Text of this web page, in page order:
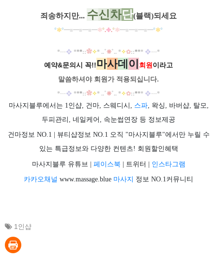
죄송하지만... 수신차단(블랙)되세요
°✼°━≡━≡━≡━✼°.✤.°✼━≡━≡━≡━°✼°
*···❖ ***::✿✧* ..˚❊˚.. *✧✿::*** ❖···*
예약&문의시 꼭!!마사데 이 회원 이라고
말씀하셔야 회원가 적용되십니다.
*···❖ ***::✿✧* ..˚❊˚.. *✧✿::*** ❖···*
마사지블루에서는 1인샵, 건마, 스웨디시, 스파, 왁싱, 바버샵, 탈모,
두피관리, 네일케어, 속눈썹연장 등 정보제공
건마정보 NO.1 | 뷰티샵정보 NO.1 오직 "마사지블루"에서만 누릴 수
있는 특급정보와 다양한 컨텐츠! 회원할인혜택
마사지블루 유튜브 | 페이스북 | 트위터 | 인스타그램
카카오채널 www.massage.blue 마사지 정보 NO.1커뮤니티
1인샵